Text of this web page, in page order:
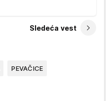
Sledeća vest
PEVAČICE